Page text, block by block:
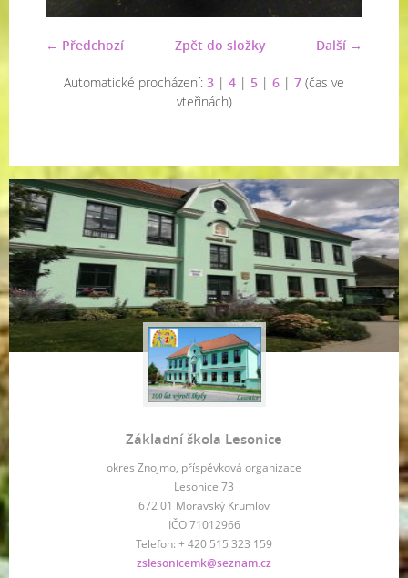
← Předchozí Další →
Zpět do složky
Automatické procházení: 3 | 4 | 5 | 6 | 7 (čas ve
vteřinách)
Základní škola Lesonice
okres Znojmo, příspěvková organizace
Lesonice 73
672 01 Moravský Krumlov
IČO 71012966
Telefon: + 420 515 323 159
zslesonicemk@seznam.cz